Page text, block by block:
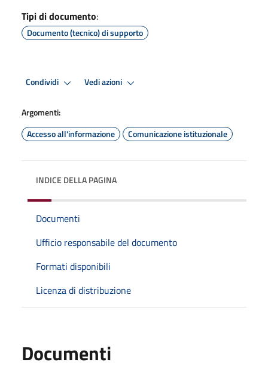
Tipi di documento:
Documento (tecnico) di supporto
Condividi Vedi azioni
Argomenti:
Accesso all'informazione
Comunicazione istituzionale
INDICE DELLA PAGINA
Documenti
Ufficio responsabile del documento
Formati disponibili
Licenza di distribuzione
Documenti